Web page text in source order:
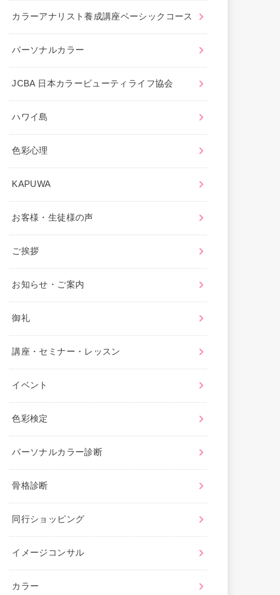
カラーアナリスト養成講座ベーシックコース
パーソナルカラー
JCBA 日本カラービューティライフ協会
ハワイ島
色彩心理
KAPUWA
お客様・生徒様の声
ご挨拶
お知らせ・ご案内
御礼
講座・セミナー・レッスン
イベント
色彩検定
パーソナルカラー診断
骨格診断
同行ショッピング
イメージコンサル
カラー